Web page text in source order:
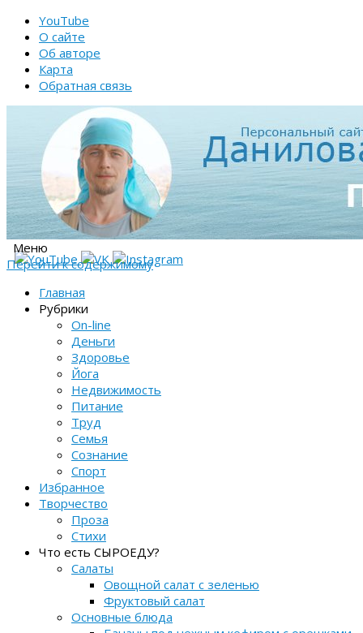
YouTube
О сайте
Об авторе
Карта
Обратная связь
Меню
Перейти к содержимому
Главная
Рубрики
On-line
Деньги
Здоровье
Йога
Недвижимость
Питание
Труд
Семья
Сознание
Спорт
Избранное
Творчество
Проза
Стихи
Что есть СЫРОЕДУ?
Салаты
Овощной салат с зеленью
Фруктовый салат
Основные блюда